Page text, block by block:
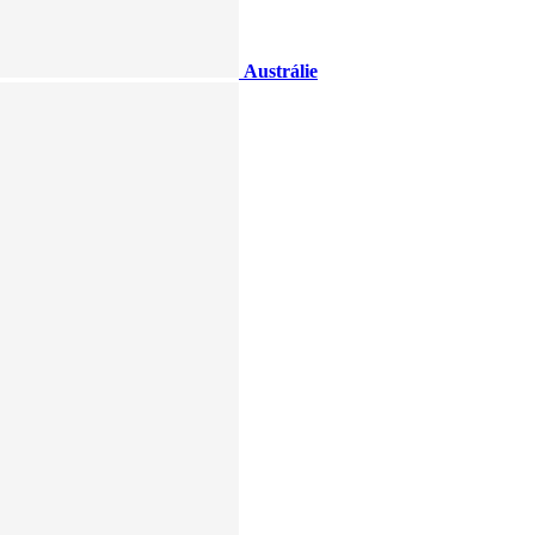
Austrálie